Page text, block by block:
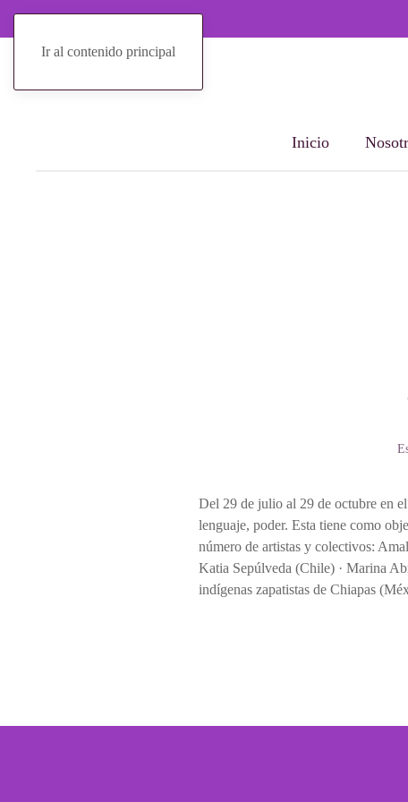
Ir al contenido principal
Inicio
Del 29 de julio al 29 de octubre en
lenguaje, poder. Esta tiene como
número de artistas y colectivos:
Katia Sepúlveda (Chile) · Marina
indígenas zapatistas de Chiapas